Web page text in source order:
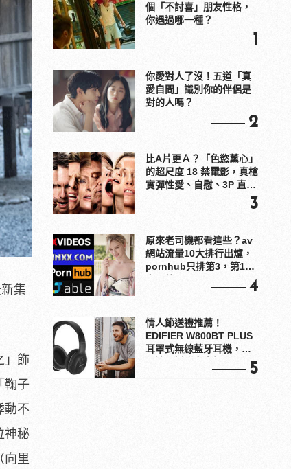
集
」飾
鞠子
動不
神秘
向里
個「不討喜」朋友性格，
你遇過哪一種？
1
你愛對人了沒！五道「真
愛自問」識別你的伴侶是
對的人嗎？
2
比A片更Ａ？「色慾薰心」
的超尺度 18 禁電影，真槍
實彈性愛、自慰、3P 直接
3
原來老司機都看這些？av
網站流量10大排行出爐，
pornhub只排第3，第1名
4
情人節送禮推薦！
EDIFIER W800BT PLUS
耳罩式無線藍牙耳機，在
5